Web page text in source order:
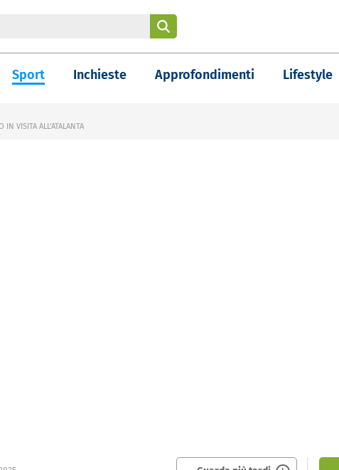
Sport Inchieste Approfondimenti Lifestyle
IN VISITA ALL'ATALANTA